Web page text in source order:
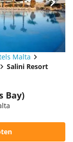
Malta
Salini Resort
Bay)